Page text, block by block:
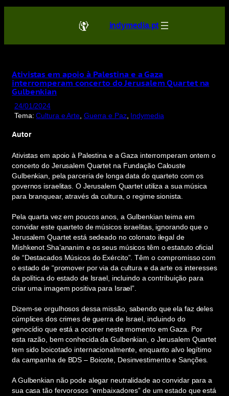
Saltar
conteúdo
indymedia.pt
Ativistas em apoio à Palestina e a Gaza
interromperam concerto do Jerusalem Quartet na
Gulbenkian
24/01/2024
Tema:Cultura e Arte, Guerra e Paz, Indymedia
Autor
Ativistas em apoio à Palestina e a Gaza interromperam ontem o
concerto do Jerusalem Quartet na Fundação Calouste
Gulbenkian, pela parceria de longa data do quarteto com os
governos israelitas. O Jerusalem Quartet utiliza a sua música
para branquear, através da cultura, o regime sionista.
Pela quarta vez em poucos anos, a Gulbenkian teima em
convidar este quarteto de músicos israelitas, ignorando que o
Jerusalem Quartet está sedeado no colonato ilegal de
Mishkenot Sha’ananim e os seus músicos têm o estatuto oficial
de “Destacados Músicos do Exército”. Têm o compromisso com
o estado de “promover por via da cultura e da arte os interesses
da política do estado de Israel, incluindo a contribuição para
criar uma imagem positiva para Israel”.
Dizem-se orgulhosos dessa missão, sabendo que ela faz deles
cúmplices dos crimes de guerra de Israel, incluindo do
genocídio que está a ocorrer neste momento em Gaza. Por
esta razão, bem conhecida da Gulbenkian, o Jerusalem Quartet
tem sido boicotado internacionalmente, enquanto alvo legítimo
da campanha de BDS – Boicote, Desinvestimento e Sanções.
A Gulbenkian não pode alegar neutralidade ao convidar para a
sua casa tão fervorosos “embaixadores” de um estado que está